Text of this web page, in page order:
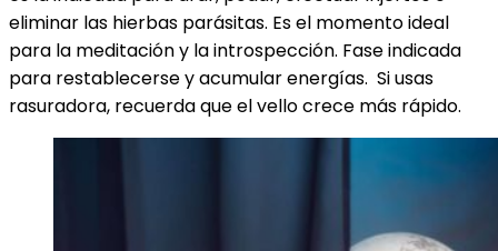
eliminar las hierbas parásitas. Es el momento ideal
para la meditación y la introspección. Fase indicada
para restablecerse y acumular energías. Si usas
rasuradora, recuerda que el vello crece más rápido.